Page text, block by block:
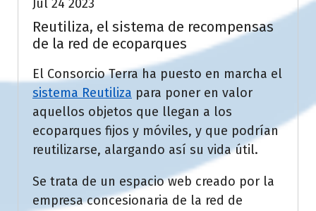
Jul 24 2023
Reutiliza, el sistema de recompensas
de la red de ecoparques
El Consorcio Terra ha puesto en marcha el
sistema Reutiliza para poner en valor
aquellos objetos que llegan a los
ecoparques fijos y móviles, y que podrían
reutilizarse, alargando así su vida útil.
Se trata de un espacio web creado por la
empresa concesionaria de la red de